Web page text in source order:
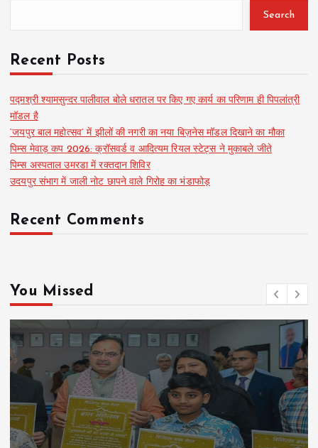
Search
Recent Posts
पद्मश्री श्यामसुन्दर पालीवाल बोले धरातल पर किए गए कार्य का परिणाम ही पिपलांत्री
मॉडल है
‘जयपुर बाल महोत्सव’ में झीलों की नगरी का नया बिज़नेस मॉडल दिखाने का मौका
पिम्स मेवाड़ कप 2026: क्रॉसवर्ड व आदित्यम रियल स्टेट्स ने मुकाबले जीते
पिम्स अस्पताल उमरडा में रक्तदान शिविर
उदयपुर संभाग में जाली नोट छापने वाले गिरोह का भंडाफोड़
Recent Comments
You Missed